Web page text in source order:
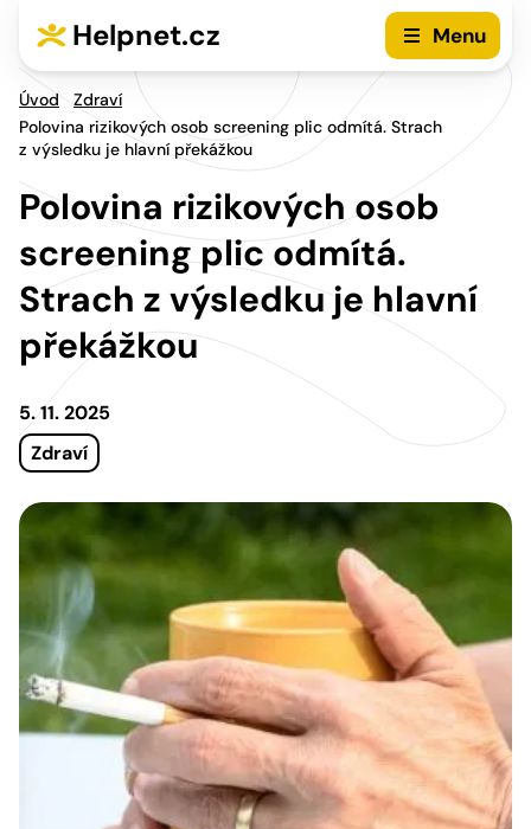
Helpnet.cz Menu
Úvod
Zdraví
Polovina rizikových osob screening plic odmítá. Strach
z výsledku je hlavní překážkou
Polovina rizikových osob
screening plic odmítá.
Strach z výsledku je hlavní
překážkou
5. 11. 2025
Zdraví